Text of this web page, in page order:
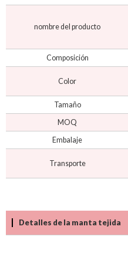
nombre del producto
Composición
Color
Tamaño
MOQ
Embalaje
Transporte
Detalles de la manta tejida